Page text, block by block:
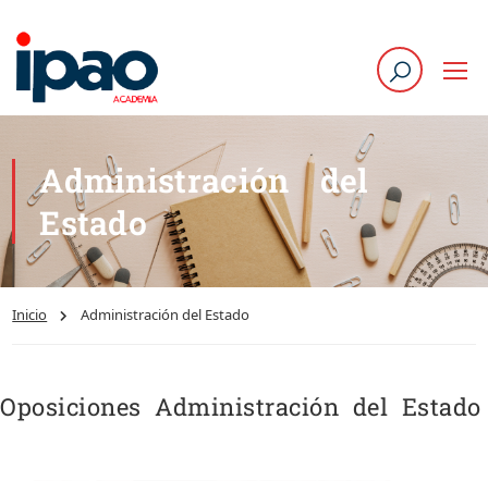
Administración del
Estado
Inicio Administración del Estado
Oposiciones Administración del Estado